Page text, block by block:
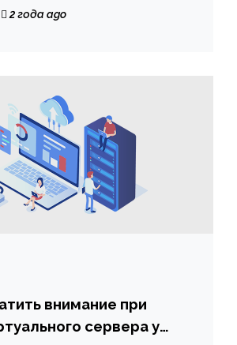
2 года ago
внимание при
сервера у